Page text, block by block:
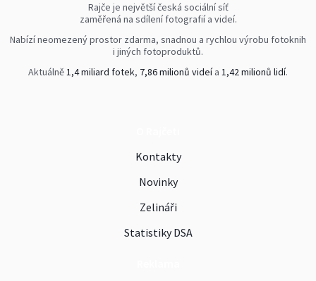
Rajče je největší česká sociální síť
zaměřená na sdílení fotografií a videí.
Nabízí neomezený prostor zdarma, snadnou a rychlou výrobu fotoknih
i jiných fotoproduktů.
Aktuálně1,4 miliard fotek, 7,86 milionů videía 1,42 milionů lidí.
Kontakty
Novinky
Zelináři
Statistiky DSA